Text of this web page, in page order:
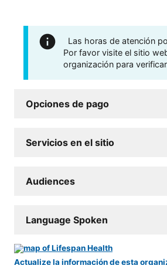
Las horas de atención
Por favor visite el sitio
organización para
Opciones de pago
Servicios en el sitio
Audiences
Language Spoken
Actualize la información de esta